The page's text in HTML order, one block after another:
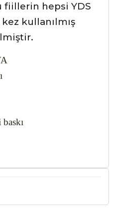
fiillerin hepsi YDS
kullanılmış